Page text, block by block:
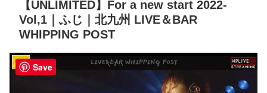
【UNLIMITED】For a new start 2022-
Vol,1｜ふじ｜北九州 LIVE＆BAR
WHIPPING POST
音楽 Save